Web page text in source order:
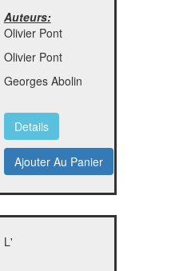
Auteurs:
Olivier Pont
Olivier Pont
Georges Abolin
Details
Ajouter Au Panier
L'